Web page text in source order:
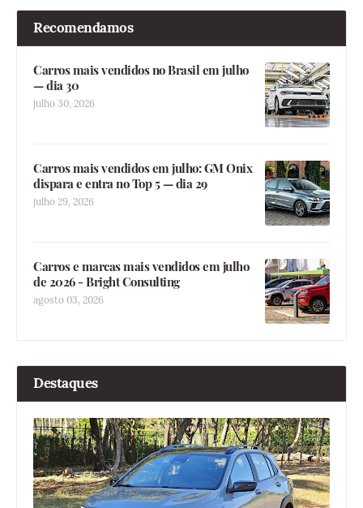
Recomendamos
Carros mais vendidos no Brasil em julho
— dia 30
julho 30, 2026
Carros mais vendidos em julho: GM Onix
dispara e entra no Top 5 — dia 29
julho 29, 2026
Carros e marcas mais vendidos em julho
de 2026 - Bright Consulting
agosto 03, 2026
Destaques